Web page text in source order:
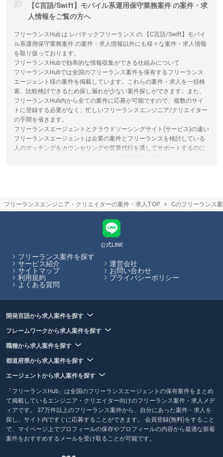
【C言語/Swift】モバイル系運用保守業務案件 の案件・求
人情報をご覧の方へ
フリーランスHub は レバテックフリーランス の 【C言語/Swift】モバイ
ル系運用保守業務案件 の案件・求人情報以外にも様々な案件・求人情報
を取り扱っております。
フリーランスHubで効率的な情報収集ができる仕組みについて
フリーランスHubでは全国のフリーランス案件を保有するフリーランス
エージェント様の案件を掲載しています。これらの案件・求人を一括検
索、比較検討できるため探し漏れが少ない案件探しができます。また、
フリーランスHub内から全ての案件に応募が可能ですので、複数のサイ
トに登録する必要がなく、忙しいフリーランスエンジニア/クリエイター
の手間を省きます。
フリーランスエージェントとクラウドソーシングサイト(サービス)の違い
フリーランスエージェントは企業の案件とフリーランスを検討している
人のマッチングをカウンセリングや営業代行を通してサポートするのに
フリーランスHubからエージェントのフリーランス案件に応募した際の
フリーランスHubからエージェントのフリーランス案件にご応募頂いた
後、各エージェントからのメールや電話などで日程調整を行った後、一
対一のカウンセリングでスキルや希望の働き方をエージェントの担当者
の方からヒアリング、その後希望にあった企業と商談し、案件に参画し
て頂きます。
フリーランスHubはお客様のフリーランス案件探しを最大限サポートし
ていきます。
フリーランスエンジニア・クリエイターの案件・求人TOP Cのフリーランス
公式LINE
フリーランス案件を探す
サービス紹介
運営会社
サイトマップ
お問い合わせ
利用規約
プライバシーポリシー
よくある質問
開発言語から求人案件を探す
フレームワークから求人案件を探す
職種から求人案件を探す
都道府県から求人案件を探す
エージェントから求人案件を探す
「フリーランスHub」は全国のフリーランスエージェントの保有案件をまとめ
て掲載しているエンジニア・クリエイター向けのフリーランス案件・求人メデ
ィアです。 37万件以上のフリーランス案件から、自分にあった案件・求人を
探し、サイト内ですぐに応募することができます。 会員登録(無料)をすること
で、マイページ上でプロフィールの保存やプロフィールの内容から最適な新着
案件をおすすめするメールを受け取ることが可能です。